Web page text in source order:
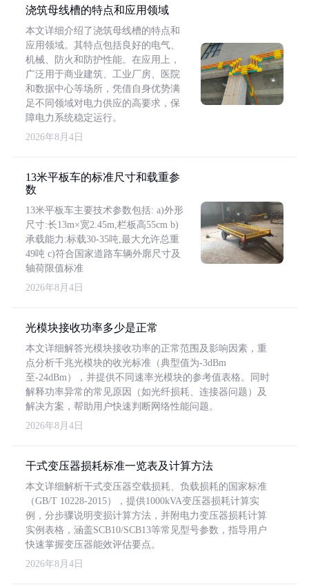
浇筑母线槽的特点和应用领域
本文详细介绍了浇筑母线槽的特点和
应用领域。其特点包括良好的电气、
机械、防火和防护性能。在应用上，
广泛用于商业建筑、工业厂房、医院
和数据中心等场所，凭借自身优势满
足不同领域对电力供应的高要求，保
障电力系统稳定运行。
2026年8月4日
13米平板车的标准尺寸和载重参
数
13米平板车主要技术参数包括: a)外形
尺寸:长13m×宽2.45m,栏板高55cm b)
承载能力:标载30-35吨,最大允许总重
49吨 c)符合国家道路车辆外廓尺寸及
轴荷限值标准
2026年8月4日
光模块接收功率多少是正常
本文详细解答光模块接收功率的正常范围及影响因素，重
点分析千兆光模块的收光标准（典型值为-3dBm
至-24dBm），并提供不同速率光模块的参考值表格。同时
解释功率异常的常见原因（如光纤损耗、连接器问题）及
解决方案，帮助用户快速判断网络性能问题。
2026年8月4日
干式变压器损耗标准一览表及计算方法
本文详细解析干式变压器空载损耗、负载损耗的国家标准
（GB/T 10228-2015），提供1000kVA变压器损耗计算实
例，分步骤说明变损计算方法，并附电力变压器损耗计算
实例表格，涵盖SCB10/SCB13等常见型号参数，指导用户
快速掌握变压器能效评估要点。
2026年8月4日